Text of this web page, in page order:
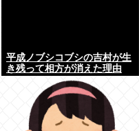
平成ノブシコブシの吉村が生
き残って相方が消えた理由